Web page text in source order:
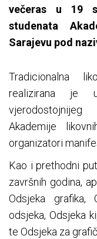
večeras u 19
studenata
Sarajevu pod
Tradicionalna
realizirana je
vjerodostojnijeg
Akademije
organizatori
Kao i prethodni
završnih godina,
Odsjeka grafika,
odsjeka, Odsjeka
te Odsjeka za